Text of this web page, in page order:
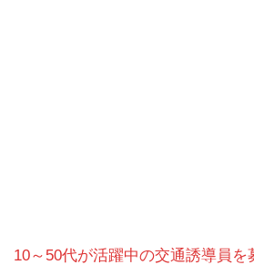
10～50代が活躍中の交通誘導員を